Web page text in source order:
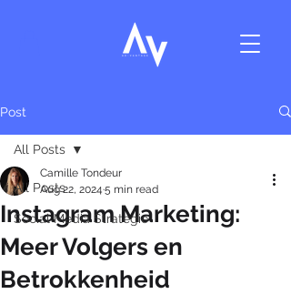
Post
All Posts
Social Media Strategie
All Posts
Instagram Marketing:
Meer Volgers en
Betrokkenheid
Camille Tondeur
Aug 22, 2024 5 min read